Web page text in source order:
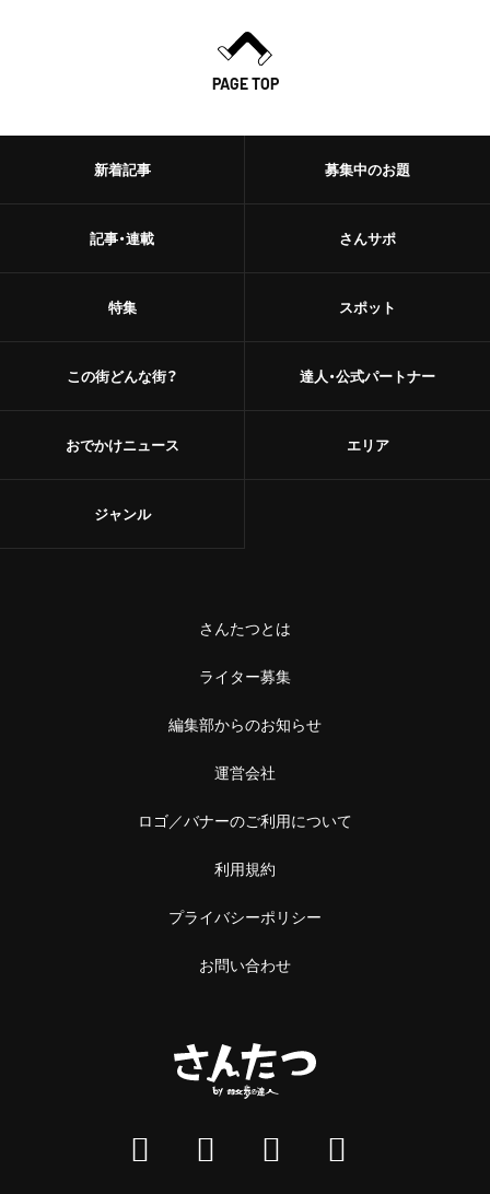
PAGE TOP
新着記事
記事・連載
特集
この街どんな街？
おでかけニュース
募集中のお題
さんサポ
スポット
達人・公式パートナー
エリア
ジャンル
さんたつとは
ライター募集
編集部からのお知らせ
運営会社
ロゴ／バナーのご利用について
利用規約
プライバシーポリシー
お問い合わせ